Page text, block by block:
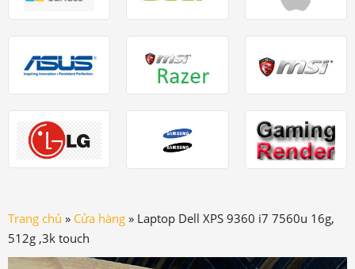
Trang chủ » Cửa hàng » Laptop Dell XPS 9360 i7 7560u 16g,
512g ,3k touch